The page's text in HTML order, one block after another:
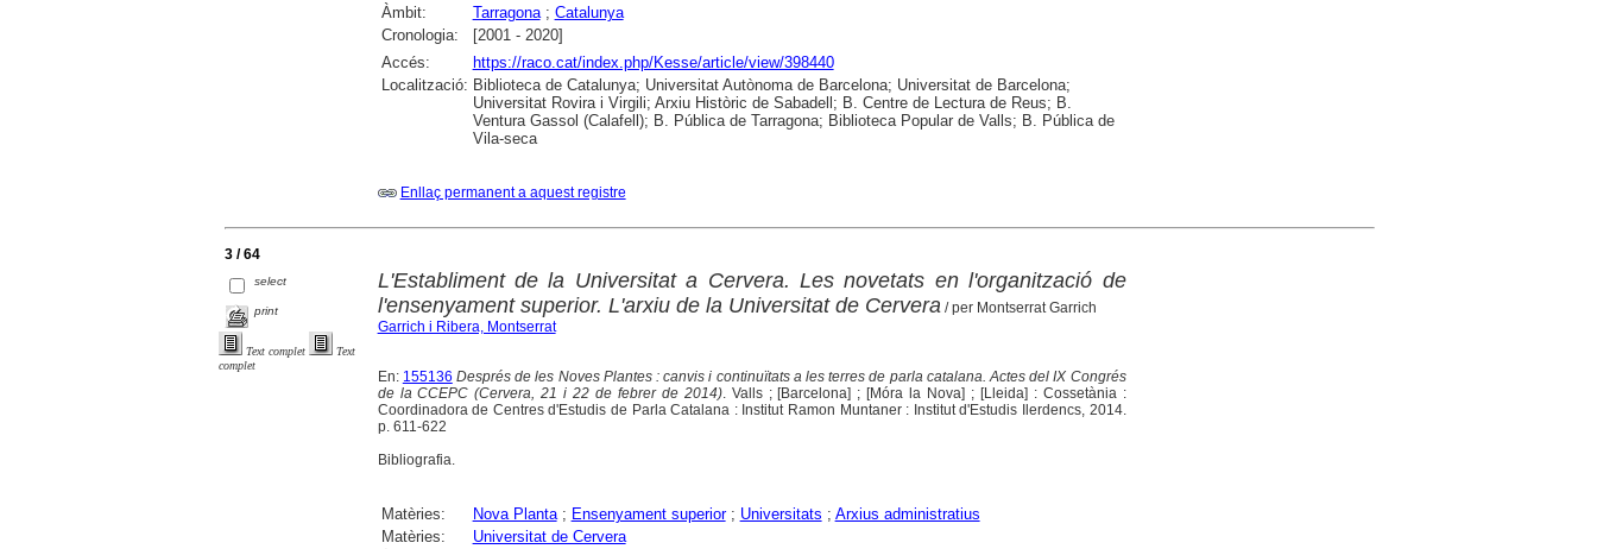
Àmbit:
Tarragona; Catalunya
Cronologia:
[2001 - 2020]
Accés:
https://raco.cat/index.php/Kesse/article/view/398440
Localització: Biblioteca de Catalunya; Universitat Autònoma de Barcelona; Universitat de Barcelona;
Universitat Rovira i Virgili; Arxiu Històric de Sabadell; B. Centre de Lectura de Reus; B.
Ventura Gassol (Calafell); B. Pública de Tarragona; Biblioteca Popular de Valls; B. Pública de
Vila-seca
Enllaç permanent a aquest registre
3 / 64
select
print
Text complet
Text
complet
L'Establiment de la Universitat a Cervera. Les novetats en l'organització de
l'ensenyament superior. L'arxiu de la Universitat de Cervera/ per Montserrat Garrich
Garrich i Ribera, Montserrat
En: 155136 Després de les Noves Plantes : canvis i continuïtats a les terres de parla catalana. Actes del IX Congrés
de la CCEPC (Cervera, 21 i 22 de febrer de 2014). Valls ; [Barcelona] ; [Móra la Nova] ; [Lleida] : Cossetània :
Coordinadora de Centres d'Estudis de Parla Catalana : Institut Ramon Muntaner : Institut d'Estudis Ilerdencs, 2014.
p. 611-622
Bibliografia.
Matèries: Nova Planta; Ensenyament superior; Universitats ; Arxius administratius
Matèries:
Universitat de Cervera